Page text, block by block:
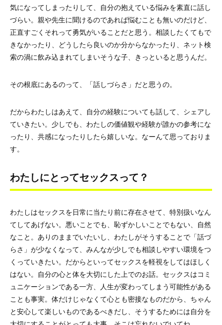
気になってしまったりして、自分の抱えている悩みを素直に話し
づらい。親や先生に聞けるのであれば悩むことも無いのだけど、
正直すごくそれって勇気がいることだと思う。相談したくてもで
きなかったり、どうしたら良いのか分からなかったり、ネット検
索の渦に飲み込まれてしまいそうな子、きっといると思うんだ。
その根底にあるのって、「話しづらさ」だと思うの。
だからわたしはあえて、自分の経験についても話して、シェアし
ていきたい。少しでも、わたしの価値観や経験が誰かの参考にな
ったり、共感になったりしたら嬉しいな。なーんて思っておりま
す。
わたしにとってセックスって？
わたしはセックスを日常に当たり前に存在させて、特別扱いなん
てしてあげない。悪いことでも、恥ずかしいことでもない、自然
なこと。ありのままでいたいし、わたしがそうすることで「話づ
らさ」が少なくなって、みんなが少しでも相談しやすい環境をつ
くっていきたい。だからといってセックスを軽視をしてはほしく
はない。自分の心と体を大切にした上でのお話。セックスはコミ
ュニケーションである一方、人生が変わってしまう可能性がある
ことも事実。体だけじゃなくて心とも密接なものだから、ちゃん
と安心して楽しいものであるべきだし、そうするためには自分を